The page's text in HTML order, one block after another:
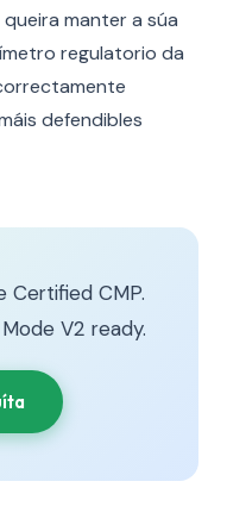
manter a súa
regulatorio da
defendibles
Certified CMP.
V2 ready.